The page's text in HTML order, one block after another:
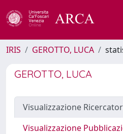
IRIS GEROTTO, LUCA
GEROTTO, LUCA
Visualizzazione
Visualizzazione